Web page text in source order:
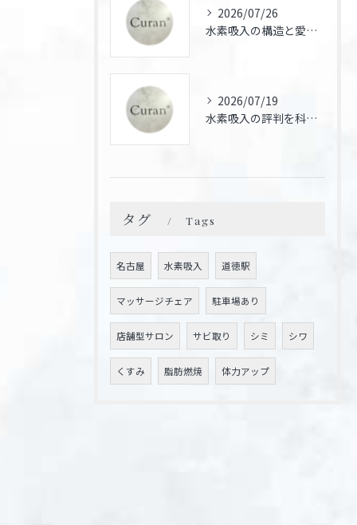
2026/07/26
水素吸入の構造と愛知県名古屋市豊明市での医療活用を徹底解説
2026/07/19
水素吸入の評判を科学的根拠と体験談から徹底検証しリスクと効果を正しく理解する
タグ Tags
名古屋 水素吸入 道徳駅
マッサージチェア 駐車場あり
店舗型サロン サビ取り シミ シワ
くすみ 脂肪燃焼 体力アップ